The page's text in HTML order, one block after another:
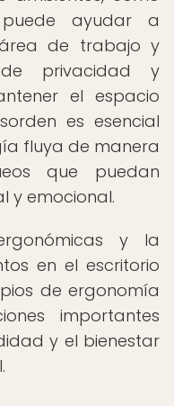
ayudar a
de trabajo y
privacidad y
el espacio
es esencial
fluya de manera
que puedan
y emocional.
y la
en el escritorio
de ergonomía
importantes
y el bienestar